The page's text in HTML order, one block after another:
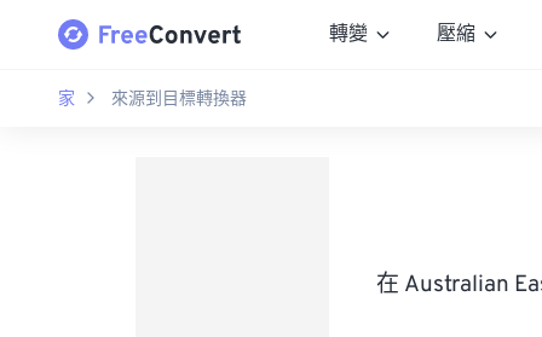
轉變 壓縮
家 來源到目標轉換器
在 Australian